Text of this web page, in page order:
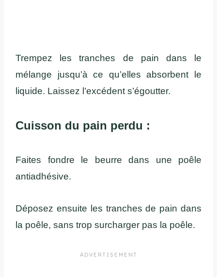
Trempez les tranches de pain dans le
mélange jusqu’à ce qu’elles absorbent le
liquide. Laissez l’excédent s’égoutter.
Cuisson du pain perdu :
Faites fondre le beurre dans une poêle
antiadhésive.
Déposez ensuite les tranches de pain dans
la poêle, sans trop surcharger pas la poêle.